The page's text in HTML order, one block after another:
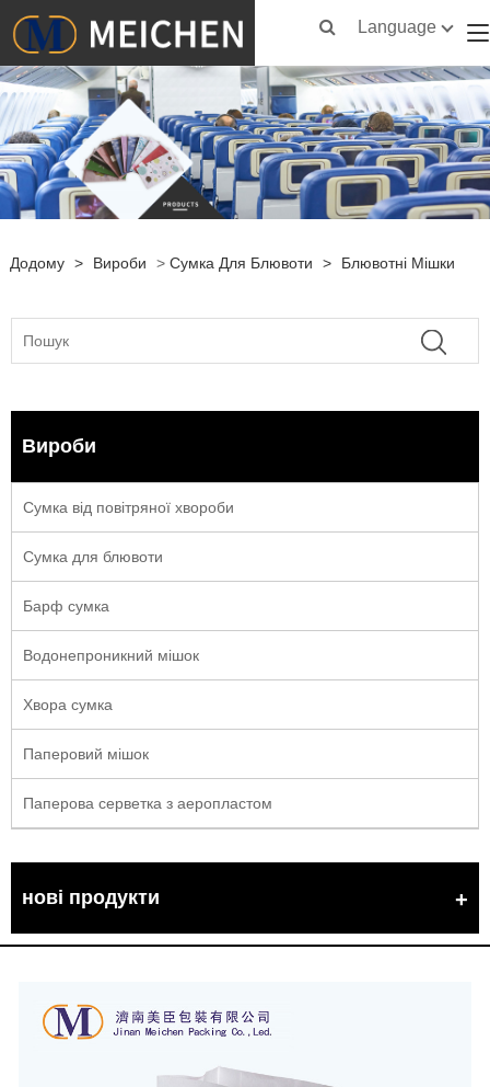
Language
Додому > Вироби > Сумка Для Блювоти > Блювотні Мішки
Вироби
Сумка від повітряної хвороби
Сумка для блювоти
Барф сумка
Водонепроникний мішок
Хвора сумка
Паперовий мішок
Паперова серветка з аеропластом
нові продукти